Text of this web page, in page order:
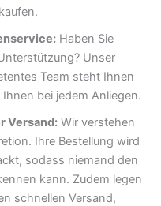
Haben Sie
Unser
Team steht Ihnen
bei jedem Anliegen.
Versand:Wir verstehen
Ihre Bestellung wird
sodass niemand den
kann. Zudem legen
schnellen Versand,